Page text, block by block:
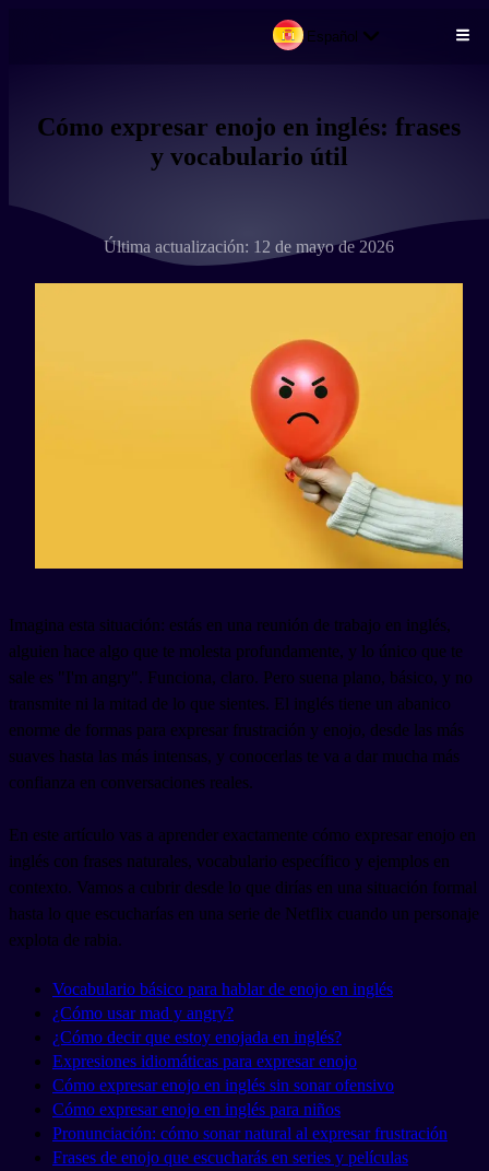
Español
Cómo expresar enojo en inglés: frases
y vocabulario útil
Última actualización: 12 de mayo de 2026
Imagina esta situación: estás en una reunión de trabajo en inglés,
alguien hace algo que te molesta profundamente, y lo único que te
sale es "I'm angry". Funciona, claro. Pero suena plano, básico, y no
transmite ni la mitad de lo que sientes. El inglés tiene un abanico
enorme de formas para expresar frustración y enojo, desde las más
suaves hasta las más intensas, y conocerlas te va a dar mucha más
confianza en conversaciones reales.
En este artículo vas a aprender exactamente cómo expresar enojo en
inglés con frases naturales, vocabulario específico y ejemplos en
contexto. Vamos a cubrir desde lo que dirías en una situación formal
hasta lo que escucharías en una serie de Netflix cuando un personaje
explota de rabia.
Vocabulario básico para hablar de enojo en inglés
¿Cómo usar mad y angry?
¿Cómo decir que estoy enojada en inglés?
Expresiones idiomáticas para expresar enojo
Cómo expresar enojo en inglés sin sonar ofensivo
Cómo expresar enojo en inglés para niños
Pronunciación: cómo sonar natural al expresar frustración
Frases de enojo que escucharás en series y películas